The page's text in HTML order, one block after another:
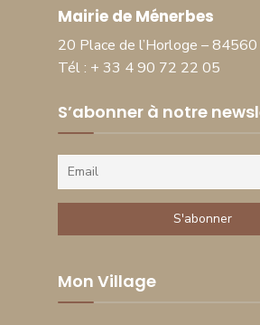
Mairie de Ménerbes
20 Place de l’Horloge –
Tél : + 33 4 90 72 22 05
S’abonner à notre
Mon Village